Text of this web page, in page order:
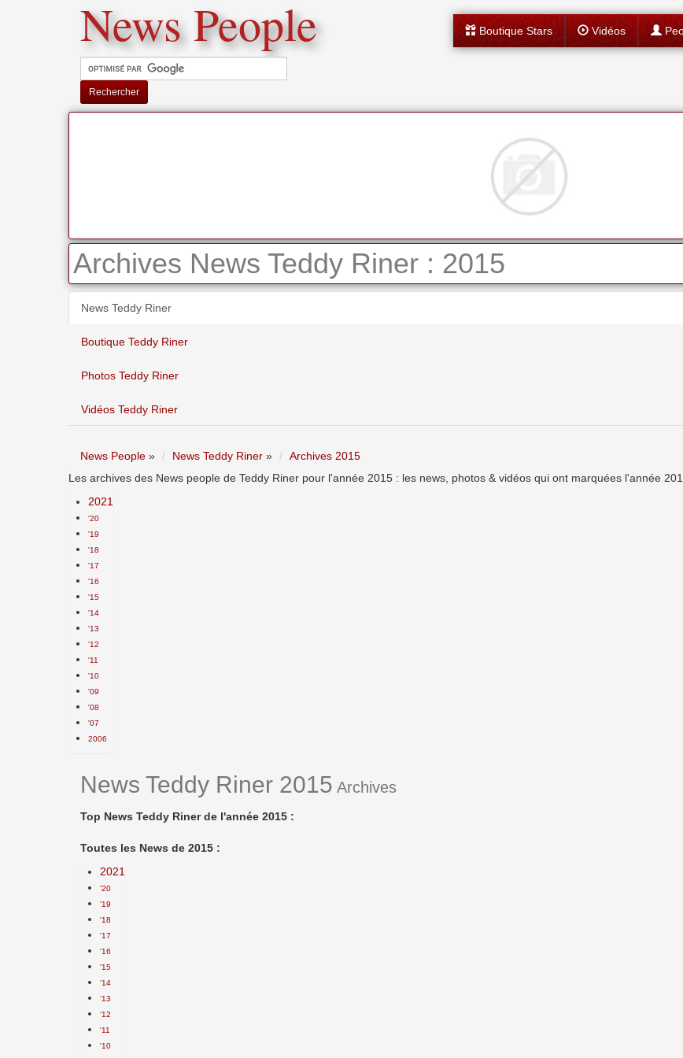
News People
Rechercher
Boutique Stars Vidéos
Archives News Teddy Riner : 2015
News Teddy Riner
Boutique Teddy Riner
Photos Teddy Riner
Vidéos Teddy Riner
News People » News Teddy Riner »
Archives 2015
Les archives des News people de Teddy Riner pour l'année 2015 : les news, photos & vidéos qui ont marquées l'année
2021
'20
'19
'18
'17
'16
'15
'14
'13
'12
'11
'10
'09
'08
'07
2006
News Teddy Riner 2015 Archives
Top News Teddy Riner de l'année 2015 :
Toutes les News de 2015 :
2021
'20
'19
'18
'17
'16
'15
'14
'13
'12
'11
'10